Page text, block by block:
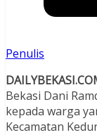
Penulis
Bekasi Dani
kepada warga
Kecamatan